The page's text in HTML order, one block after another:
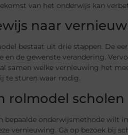
van het onderwijs kan
naar
bestaat uit drie stappen. De
en de gewenste verandering.
samen welke vernieuwing het
te sturen waar nodig.
rolmodel scholen
bepaalde onderwijsmethode wilt
vernieuwing. Ga op bezoek bij